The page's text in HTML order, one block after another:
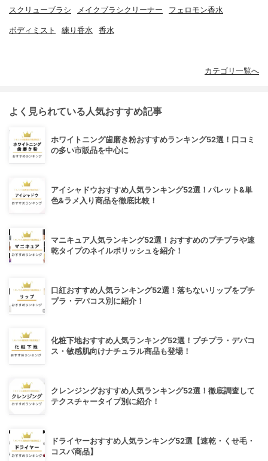
スクリューブラシ メイクブラシクリーナー フェロモン香水
ボディミスト 練り香水 香水
カテゴリ一覧へ
よく見られている人気おすすめ記事
ホワイトニング歯磨き粉おすすめランキング52選！口コミ
の多い市販品を中心に
アイシャドウおすすめ人気ランキング52選！パレット&単
色&ラメ入り商品を徹底比較！
マニキュア人気ランキング52選！おすすめのプチプラや速
乾タイプのネイルポリッシュを紹介！
口紅おすすめ人気ランキング52選！落ちないリップをプチ
プラ・デパコス別に紹介！
化粧下地おすすめ人気ランキング52選！プチプラ・デパコ
ス・敏感肌向けナチュラル商品も登場！
クレンジングおすすめ人気ランキング52選！徹底調査して
テクスチャータイプ別に紹介！
ドライヤーおすすめ人気ランキング52選【速乾・くせ毛・
コスパ商品】